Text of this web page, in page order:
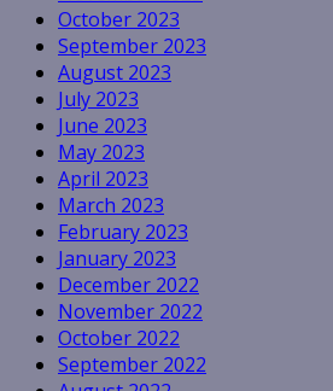
October 2023
September 2023
August 2023
July 2023
June 2023
May 2023
April 2023
March 2023
February 2023
January 2023
December 2022
November 2022
October 2022
September 2022